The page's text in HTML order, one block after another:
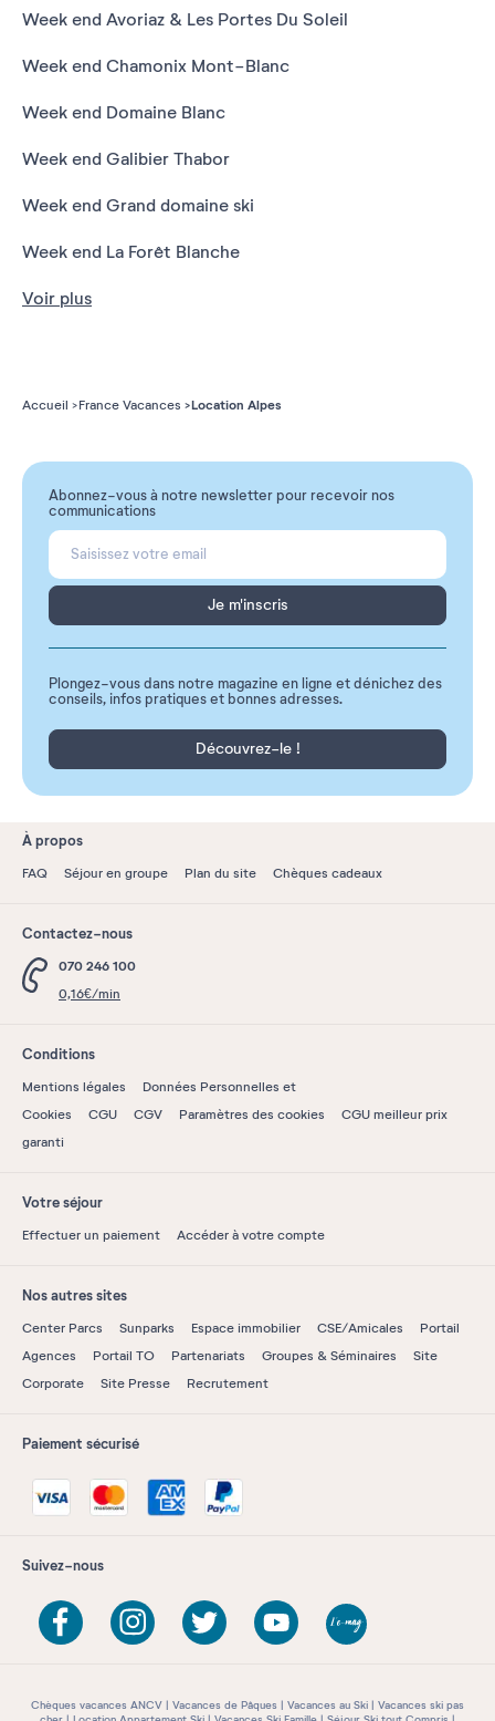
Week end Avoriaz & Les Portes Du Soleil
Week end Chamonix Mont-Blanc
Week end Domaine Blanc
Week end Galibier Thabor
Week end Grand domaine ski
Week end La Forêt Blanche
Voir plus
Accueil France Vacances Location Alpes
Abonnez-vous à notre newsletter pour recevoir nos
communications
Je m'inscris
Plongez-vous dans notre magazine en ligne et dénichez des
conseils, infos pratiques et bonnes adresses.
Découvrez-le !
À propos
FAQ Séjour en groupe Plan du site Chèques cadeaux
Contactez-nous
070 246 100
0,16€/min
Conditions
Mentions légales
Données Personnelles et
Cookies
CGU CGV Paramètres des cookies
CGU meilleur prix
garanti
Votre séjour
Effectuer un paiement Accéder à votre compte
Nos autres sites
Center Parcs Sunparks Espace immobilier CSE/Amicales
Portail
Agences
Portail TO Partenariats Groupes & Séminaires
Site
Corporate
Site Presse Recrutement
Paiement sécurisé
Suivez-nous
Chèques vacances ANCV Vacances de Pâques Vacances au Ski
Vacances ski pas